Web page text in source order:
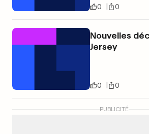
0 0
Nouvelles
Jersey
0 0
PUBLICITÉ